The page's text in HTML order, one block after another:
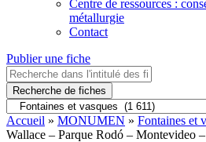
Centre de ressources :
métallurgie
Contact
Publier une fiche
Recherche de fiches
Accueil » MONUMEN » Fontaines et
Wallace – Parque Rodó – Montevideo